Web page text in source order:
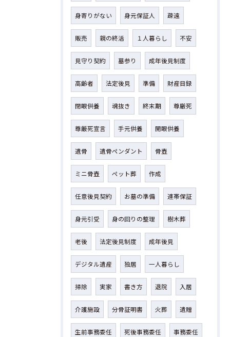
身寄りがない 身元保証人 疎遠
販売 親の終活 １人暮らし 不安
見守り契約 墓参り 成年後見制度
高齢者 法定後見 準備 財産目録
閉眼供養 魂抜き 終末期 尊厳死
尊厳死宣言 手元供養 開眼供養
遺骨 遺骨ペンダント 骨壺
ミニ骨壺 ペット葬 作成
任意後見契約 お墓の準備 連帯保証
身元引受 身の回りの整理 樹木葬
老後 法定後見制度 成年後見
デジタル遺産 独居 一人暮らし
掃除 実家 書き方 退院 入居
介護施設 分骨証明書 火葬 遺贈
生前事務委任 死後事務委任 事務委任